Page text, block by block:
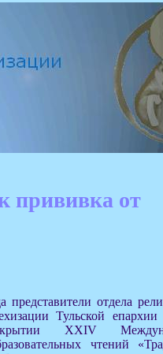
прививка от
представители отдела
Тульской
XXIV
чтений